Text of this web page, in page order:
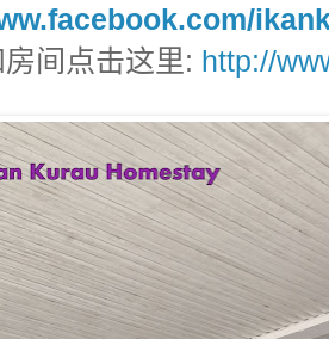
间点击这里: http://